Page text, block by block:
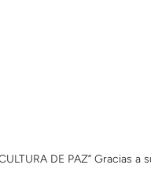
DE PAZ” Gracias a